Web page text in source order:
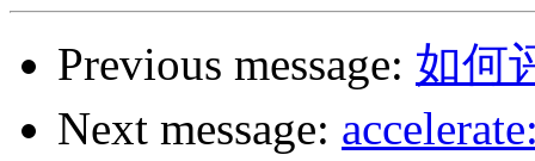
Previous message: 如何
Next message: